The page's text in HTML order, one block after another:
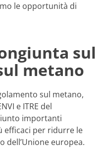
le opportunità di
sul
metano
sul metano,
e ITRE del
importanti
efficaci per ridurre le
dell’Unione europea.